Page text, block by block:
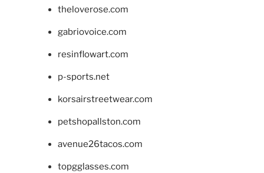
theloverose.com
gabriovoice.com
resinflowart.com
p-sports.net
korsairstreetwear.com
petshopallston.com
avenue26tacos.com
topgglasses.com